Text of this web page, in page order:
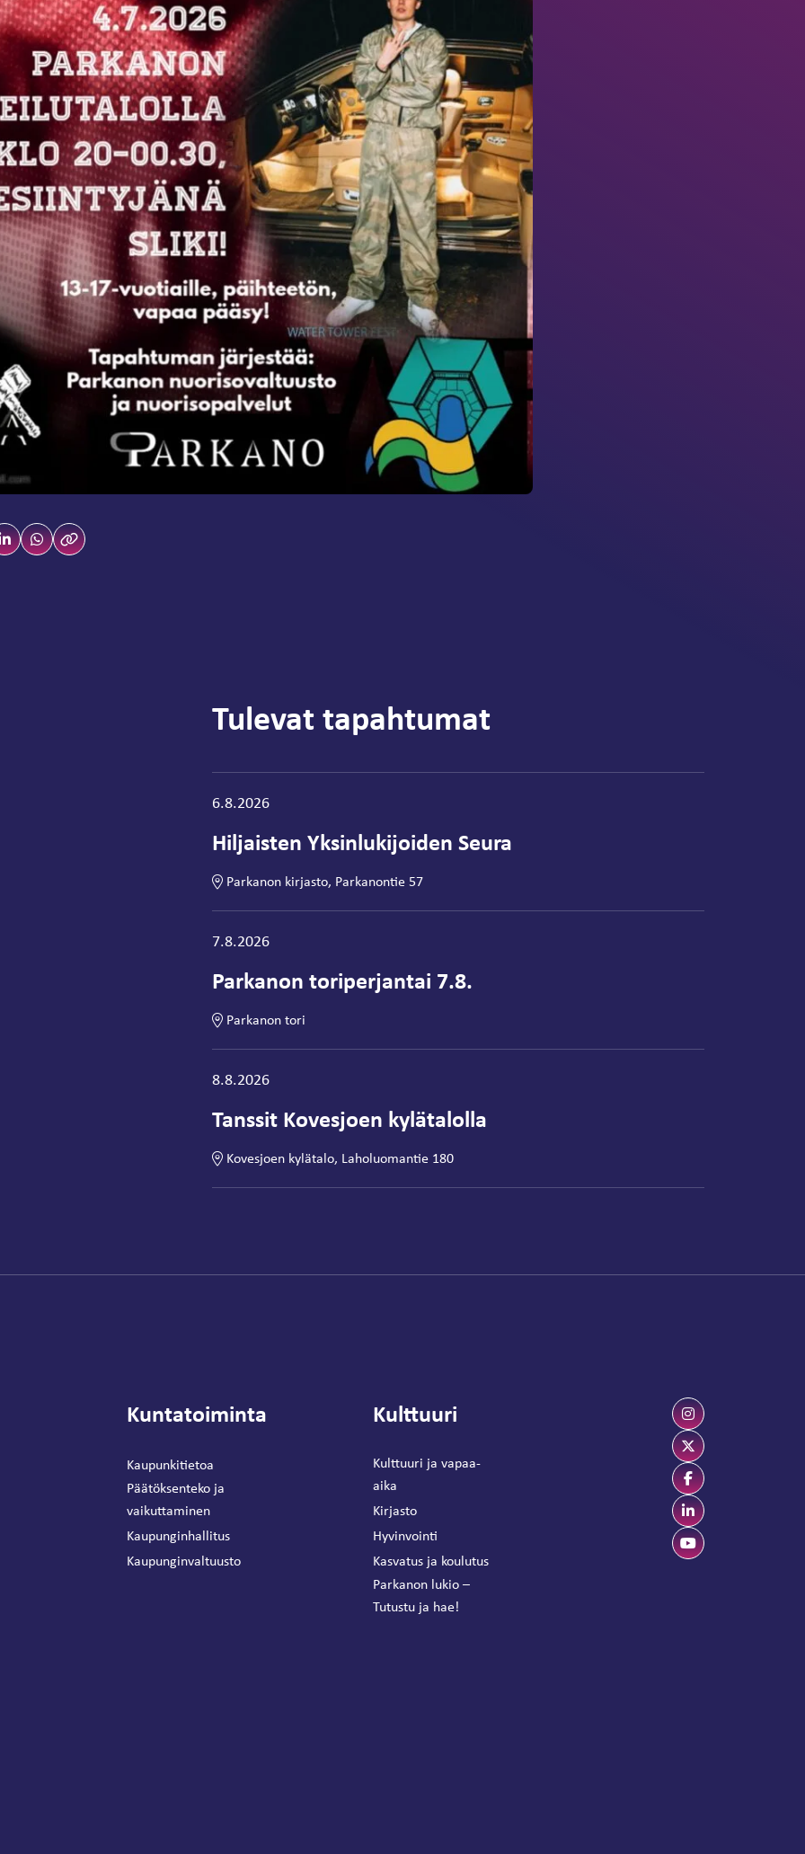
Tulevat tapahtumat
Tapahtuma alkaa:
6.8.2026
Hiljaisten Yksinlukijoiden Seura
Parkanon kirjasto, Parkanontie 57
Tapahtuma alkaa:
7.8.2026
Parkanon toriperjantai 7.8.
Parkanon tori
Tapahtuma alkaa:
8.8.2026
Tanssit Kovesjoen kylätalolla
Kovesjoen kylätalo, Laholuomantie 180
Kuntatoiminta
Kaupunkitietoa
Päätöksenteko ja
vaikuttaminen
Kaupunginhallitus
Kaupunginvaltuusto
Kulttuuri
Kulttuuri ja vapaa-
aika
Kirjasto
Hyvinvointi
Kasvatus ja koulutus
Parkanon lukio –
Tutustu ja hae!